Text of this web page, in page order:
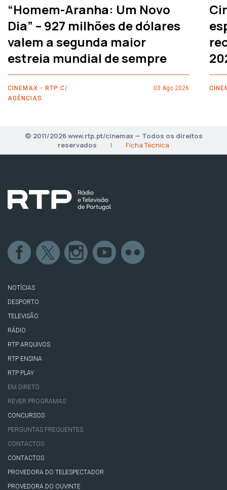
“Homem-Aranha: Um Novo
Dia” – 927 milhões de dólares
valem a segunda maior
estreia mundial de sempre
CINEMAX - RTP C/
AGÊNCIAS
03 Ago 2026
© 2011/2026 www.rtp.pt/cinemax — Todos os direitos
reservados
| Ficha Técnica
NOTÍCIAS
DESPORTO
TELEVISÃO
RÁDIO
RTP ARQUIVOS
RTP ENSINA
RTP PLAY
EM DIRETO
REVER PROGRAMAS
CONCURSOS
PERGUNTAS FREQUENTES
CONTACTOS
CONTACTOS
PROVEDORA DO TELESPECTADOR
PROVEDORA DO OUVINTE